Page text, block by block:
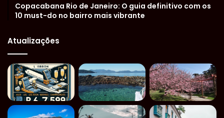
Copacabana Rio de Janeiro: O guia definitivo com os
10 must-do no bairro mais vibrante
Atualizações